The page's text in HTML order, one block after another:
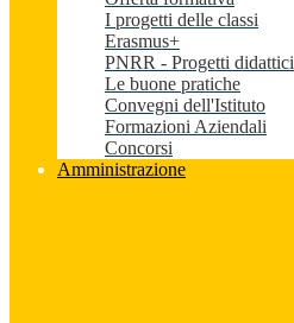
I progetti delle classi
Erasmus+
PNRR - Progetti didattici
Le buone pratiche
Convegni dell'Istituto
Formazioni Aziendali
Concorsi
Amministrazione